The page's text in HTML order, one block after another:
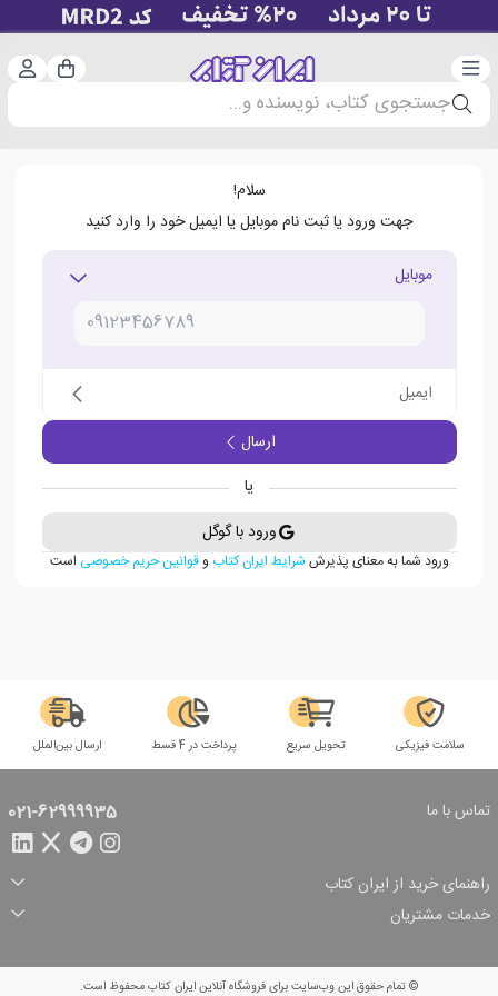
دسته‌بندی سبد
جستجوی کتاب، نویسنده و...
سلام!
جهت ورود یا ثبت نام موبایل یا ایمیل خود را وارد کنید
موبایل
ایمیل
ارسال
یا
ورود با گوگل
ورود شما به معنای پذیرش شرایط ایران کتاب وقوانین حریم خصوصی است
سلامت فیزیکی تحویل سریع پرداخت در 4 قسط ارسال بین‌الملل
تماس با ما 021-62999935
راهنمای خرید از ایران کتاب
ثبت سفارش
شرایط ارسال سفارش
شیوه پرداخت
تخفیف‌های خرید
خدمات مشتریان
© تمام حقوق این وب‌سایت برای فروشگاه آنلاین ایران کتاب محفوظ است.